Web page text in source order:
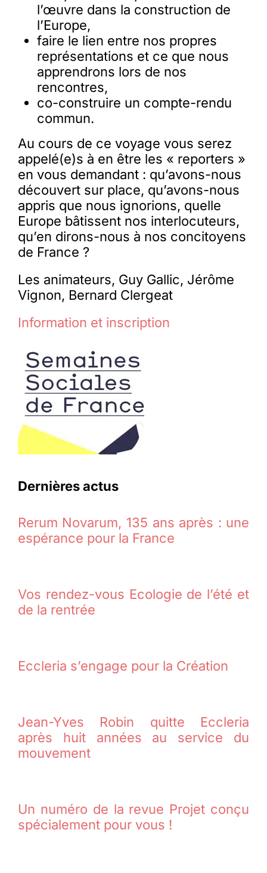
l’œuvre dans la construction de
l’Europe,
faire le lien entre nos propres
représentations et ce que nous
apprendrons lors de nos
rencontres,
co-construire un compte-rendu
commun.
Au cours de ce voyage vous serez
appelé(e)s à en être les « reporters »
en vous demandant : qu’avons-nous
découvert sur place, qu’avons-nous
appris que nous ignorions, quelle
Europe bâtissent nos interlocuteurs,
qu’en dirons-nous à nos concitoyens
de France ?
Les animateurs, Guy Gallic, Jérôme
Vignon, Bernard Clergeat
Information et inscription
Dernières actus
Rerum Novarum, 135 ans après : une
espérance pour la France
Vos rendez-vous Ecologie de l’été et
de la rentrée
Eccleria s’engage pour la Création
Jean-Yves Robin quitte Eccleria
après huit années au service du
mouvement
Un numéro de la revue Projet conçu
spécialement pour vous !